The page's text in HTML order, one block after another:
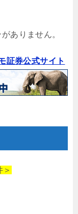
ありません。
証券公式サイト